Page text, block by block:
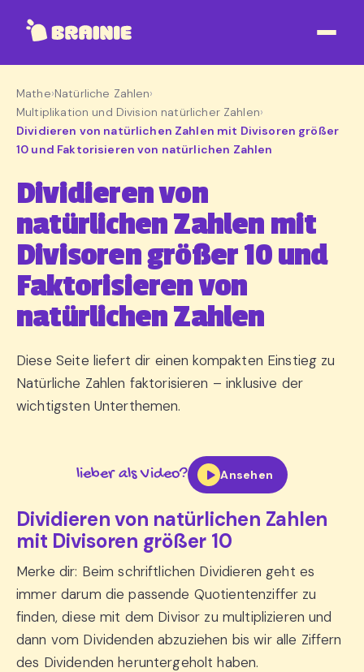
Mathe›Natürliche Zahlen›
Multiplikation und Division natürlicher Zahlen›
Dividieren von natürlichen Zahlen mit Divisoren größer
10 und Faktorisieren von natürlichen Zahlen
Dividieren von
natürlichen Zahlen mit
Divisoren größer 10 und
Faktorisieren von
natürlichen Zahlen
Diese Seite liefert dir einen kompakten Einstieg zu
Natürliche Zahlen faktorisieren – inklusive der
wichtigsten Unterthemen.
lieber als Video? Ansehen
Dividieren von natürlichen Zahlen
mit Divisoren größer 10
Merke dir: Beim schriftlichen Dividieren geht es
immer darum die passende Quotientenziffer zu
finden, diese mit dem Divisor zu multiplizieren und
dann vom Dividenden abzuziehen bis wir alle Ziffern
des Dividenden heruntergeholt haben.